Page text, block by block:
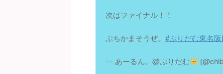
次はファイナル！！
ぶちかまそうぜ。 #ぷりだむ東名
— あーるん。@ぷりだむ